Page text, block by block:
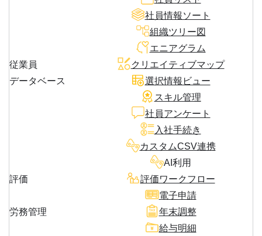
従業員
データベース
社員情報ソート
組織ツリー図
エニアグラム
クリエイティブマップ
選択情報ビュー
スキル管理
社員アンケート
入社手続き
カスタムCSV連携
AI利用
評価
評価ワークフロー
労務管理
電子申請
年末調整
給与明細